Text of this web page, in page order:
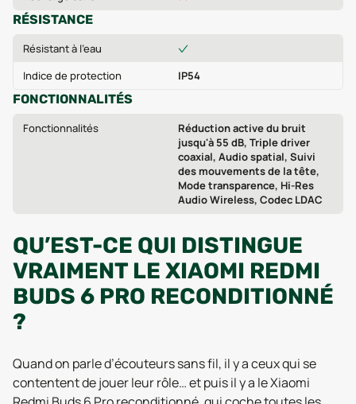
RÉSISTANCE
Résistant à l'eau
Indice de protection
IP54
FONCTIONNALITÉS
Fonctionnalités
Réduction active du bruit
jusqu'à 55 dB, Triple driver
coaxial, Audio spatial, Suivi
des mouvements de la tête,
Mode transparence, Hi-Res
Audio Wireless, Codec LDAC
QU’EST-CE QUI DISTINGUE
VRAIMENT LE XIAOMI REDMI
BUDS 6 PRO RECONDITIONNÉ
?
Quand on parle d’écouteurs sans fil, il y a ceux qui se
contentent de jouer leur rôle… et puis il y a le Xiaomi